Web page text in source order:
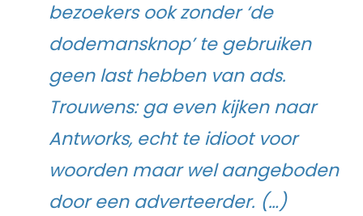
bezoekers ook zonder ‘de
dodemansknop’ te gebruiken
geen last hebben van ads.
Trouwens: ga even kijken naar
Antworks, echt te idioot voor
woorden maar wel aangeboden
door een adverteerder. (…)